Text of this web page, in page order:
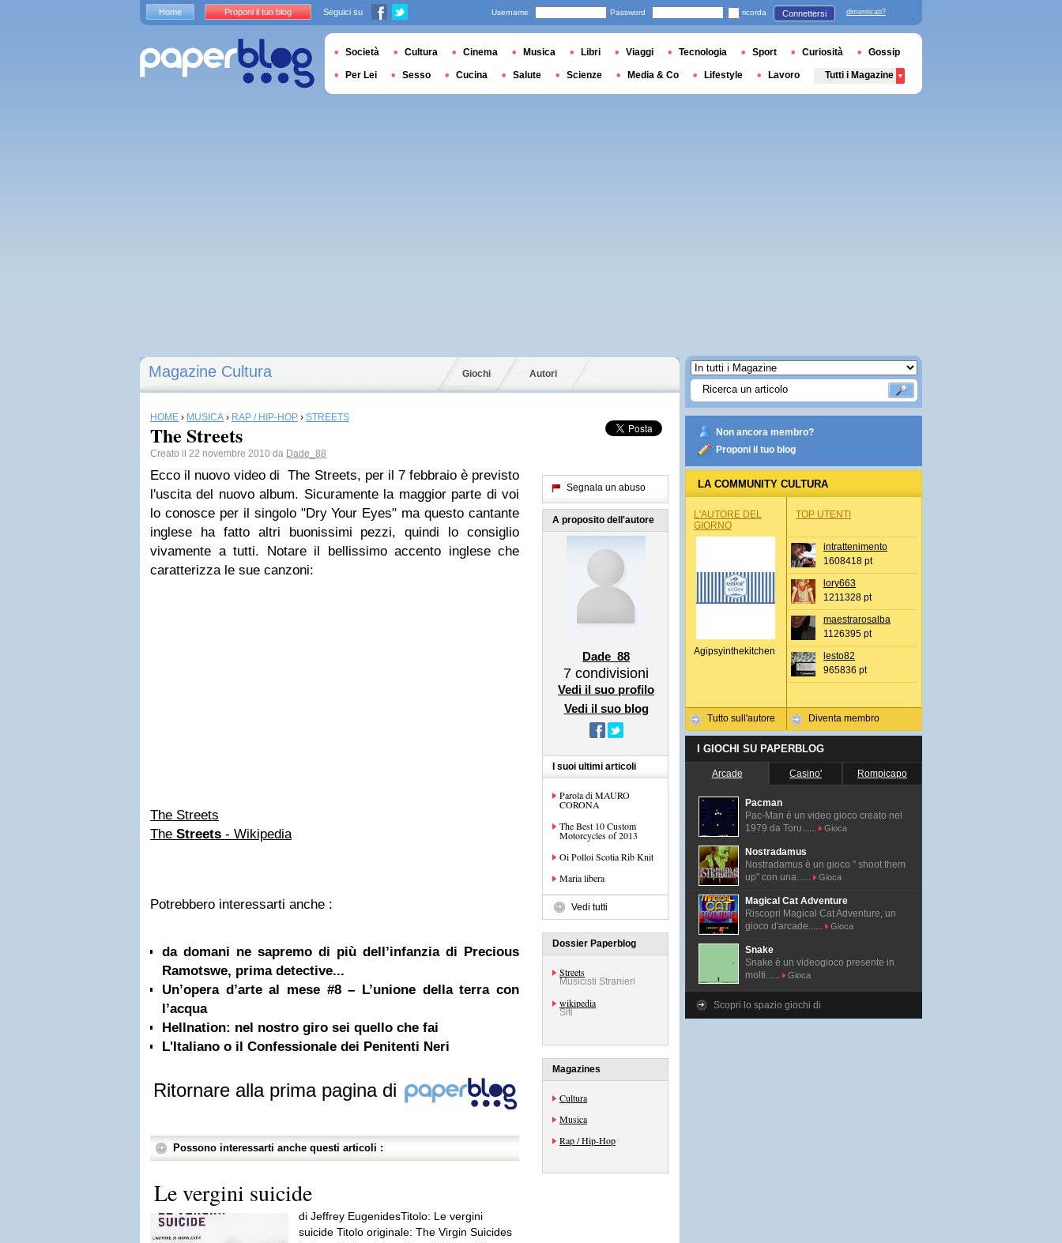
Magazine Cultura Giochi Autori
HOME › MUSICA › RAP / HIP-HOP › STREETS
The Streets
Creato il 22 novembre 2010 da Dade_88
Ecco il nuovo video di The Streets, per il 7 febbraio è previsto
l'uscita del nuovo album. Sicuramente la maggior parte di voi
lo conosce per il singolo "Dry Your Eyes" ma questo cantante
inglese ha fatto altri buonissimi pezzi, quindi lo consiglio
vivamente a tutti. Notare il bellissimo accento inglese che
caratterizza le sue canzoni:
The Streets
The Streets - Wikipedia
Potrebbero interessarti anche :
da domani ne sapremo di più dell’infanzia di Precious
Ramotswe, prima detective...
Un’opera d’arte al mese #8 – L’unione della terra con
l’acqua
Hellnation: nel nostro giro sei quello che fai
L'Italiano o il Confessionale dei Penitenti Neri
Ritornare alla prima pagina di
Possono interessarti anche questi articoli :
Le vergini suicide
di Jeffrey EugenidesTitolo: Le vergini
suicide Titolo originale: The Virgin Suicides
Segnala un abuso
A proposito dell'autore
Dade_88
7 condivisioni
Vedi il suo profilo
Vedi il suo blog
I suoi ultimi articoli
Parola di MAURO
CORONA
The Best 10 Custom
Motorcycles of 2013
Oi Polloi Scotia Rib Knit
Maria libera
Vedi tutti
Dossier Paperblog
Streets
Musicisti Stranieri
wikipedia
Siti
Magazines
Cultura
Musica
Rap / Hip-Hop
Non ancora membro?
Proponi il tuo blog
LA COMMUNITY CULTURA
L'AUTORE DEL
GIORNO
Agipsyinthekitchen
Tutto sull'autore
TOP UTENTI
intrattenimento
1608418 pt
lory663
1211328 pt
maestrarosalba
1126395 pt
lesto82
965836 pt
Diventa membro
I GIOCHI SU PAPERBLOG
Arcade Casino' Rompicapo
Pacman
Pac-Man é un video gioco creato nel
1979 da Toru......
Gioca
Nostradamus
Nostradamus è un gioco " shoot them
up" con una......
Gioca
Magical Cat Adventure
Riscopri Magical Cat Adventure, un
gioco d'arcade......
Gioca
Snake
Snake è un videogioco presente in
molti......
Gioca
Scopri lo spazio giochi di
Home Proponi il tuo blog Seguici su Username Password ricorda Connettersi dimenticati?
Società Cultura Cinema Musica Libri Viaggi Tecnologia Sport Curiosità Gossip
Per Lei Sesso Cucina Salute Scienze Media & Co Lifestyle Lavoro Tutti i Magazine